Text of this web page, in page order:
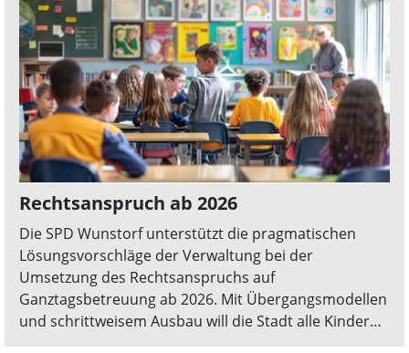
Rechtsanspruch ab 2026
Die SPD Wunstorf unterstützt die pragmatischen
Lösungsvorschläge der Verwaltung bei der
Umsetzung des Rechtsanspruchs auf
Ganztagsbetreuung ab 2026. Mit Übergangsmodellen
und schrittweisem Ausbau will die Stadt alle Kinder